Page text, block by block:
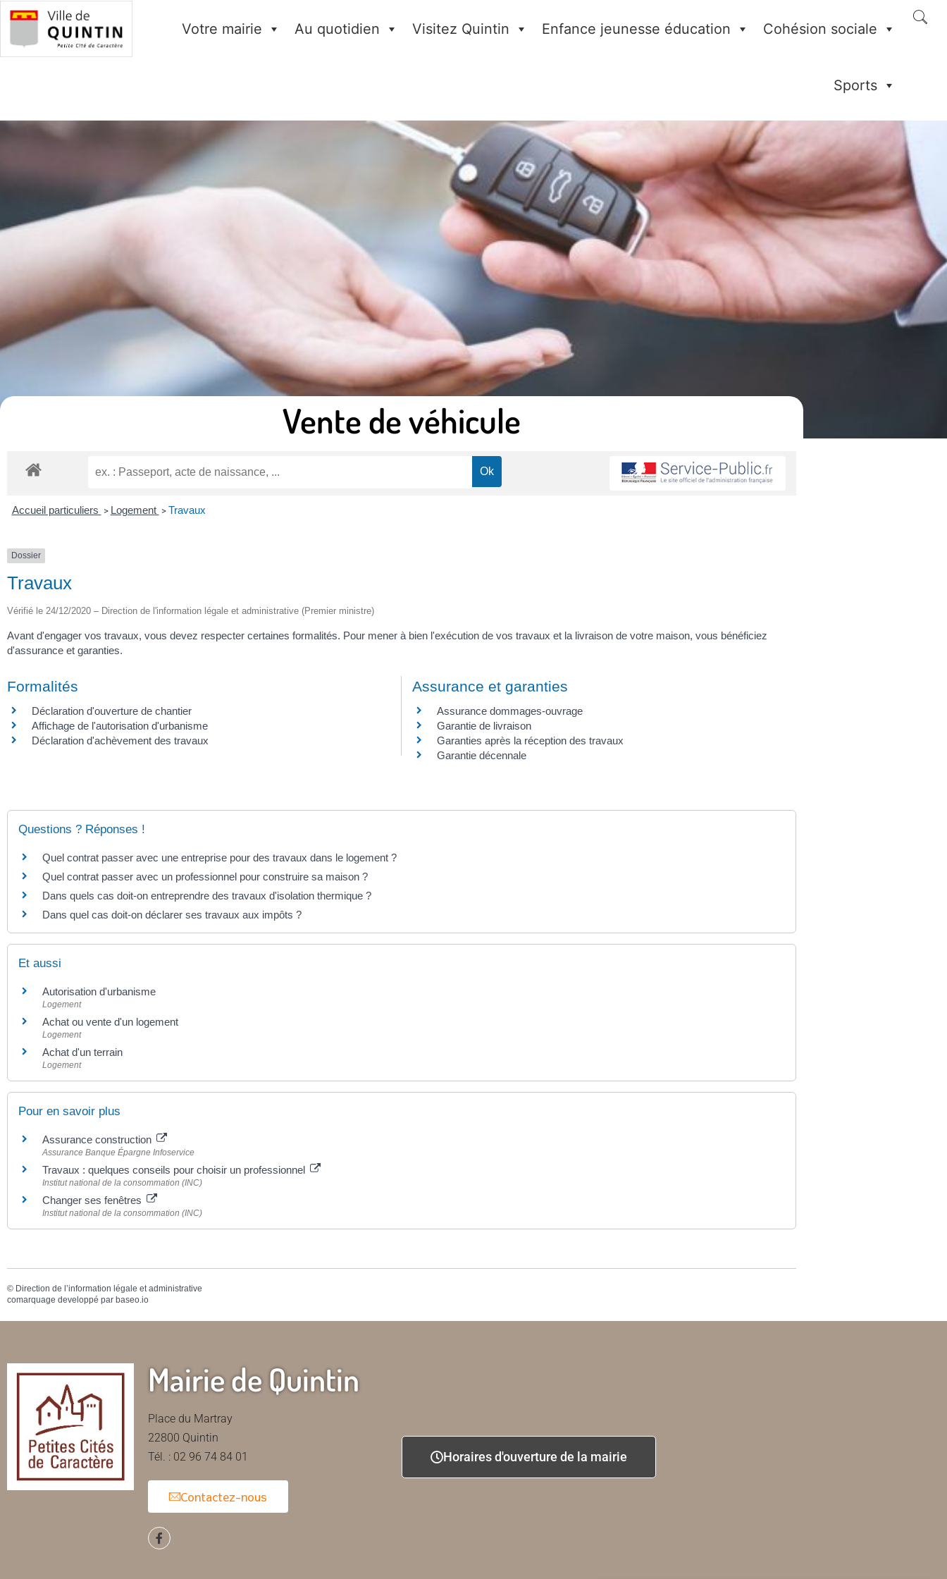
Votre mairie Au quotidien Visitez Quintin Enfance jeunesse éducation Cohésion sociale
Sports
Vente de véhicule
Accueil particuliers > Logement > Travaux
Dossier
Travaux
Vérifié le 24/12/2020 – Direction de l'information légale et administrative (Premier ministre)
Avant d'engager vos travaux, vous devez respecter certaines formalités. Pour mener à bien l'exécution de vos travaux et la livraison de votre maison, vous bénéficiez
d'assurance et garanties.
Formalités
Déclaration d'ouverture de chantier
Affichage de l'autorisation d'urbanisme
Déclaration d'achèvement des travaux
Assurance et garanties
Assurance dommages-ouvrage
Garantie de livraison
Garanties après la réception des travaux
Garantie décennale
Questions ? Réponses !
Quel contrat passer avec une entreprise pour des travaux dans le logement ?
Quel contrat passer avec un professionnel pour construire sa maison ?
Dans quels cas doit-on entreprendre des travaux d'isolation thermique ?
Dans quel cas doit-on déclarer ses travaux aux impôts ?
Et aussi
Autorisation d'urbanisme
Logement
Achat ou vente d'un logement
Logement
Achat d'un terrain
Logement
Pour en savoir plus
Assurance construction
Assurance Banque Épargne Infoservice
Travaux : quelques conseils pour choisir un professionnel
Institut national de la consommation (INC)
Changer ses fenêtres
Institut national de la consommation (INC)
© Direction de l’information légale et administrative
comarquage developpé par baseo.io
Mairie de Quintin
Place du Martray
22800 Quintin
Tél. : 02 96 74 84 01
Contactez-nous
Horaires d'ouverture de la mairie